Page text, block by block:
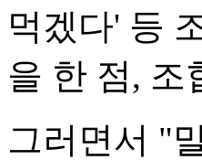
먹겠다' 등
을 한 점, 조
그러면서 "